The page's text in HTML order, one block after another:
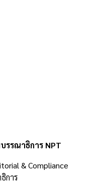
รรณาธิการ NPT
& Compliance
การ